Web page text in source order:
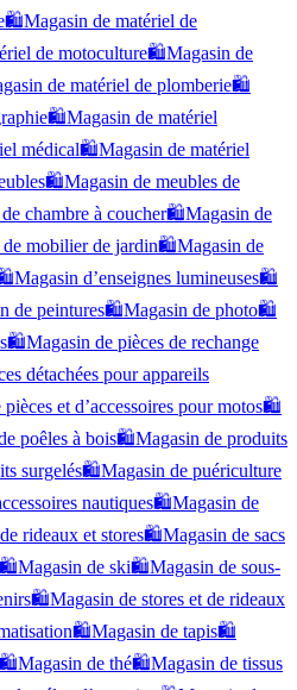
🛍️Magasin de matériel de
de motoculture🛍️Magasin de
de matériel de plomberie🛍️
🛍️Magasin de matériel
médical🛍️Magasin de matériel
🛍️Magasin de meubles de
chambre à coucher🛍️Magasin de
mobilier de jardin🛍️Magasin de
Magasin d’enseignes lumineuses🛍️
de peintures🛍️Magasin de photo🛍️
🛍️Magasin de pièces de rechange
détachées pour appareils
et d’accessoires pour motos🛍️
poêles à bois🛍️Magasin de produits
surgelés🛍️Magasin de puériculture
nautiques🛍️Magasin de
rideaux et stores🛍️Magasin de sacs
🛍️Magasin de ski🛍️Magasin de sous-
🛍️Magasin de stores et de rideaux
🛍️Magasin de tapis🛍️
🛍️Magasin de thé🛍️Magasin de tissus